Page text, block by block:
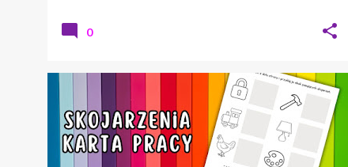
0
LOGICZNE MYŚLENIE